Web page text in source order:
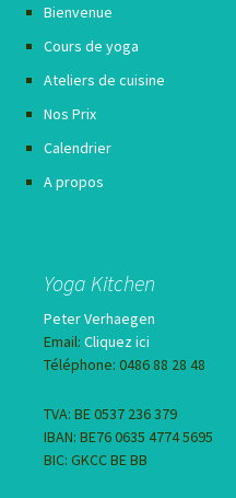
Bienvenue
Cours de yoga
Ateliers de cuisine
Nos Prix
Calendrier
A propos
Yoga Kitchen
Peter Verhaegen
Email: Cliquez ici
Téléphone: 0486 88 28 48
TVA: BE 0537 236 379
IBAN: BE76 0635 4774 5695
BIC: GKCC BE BB